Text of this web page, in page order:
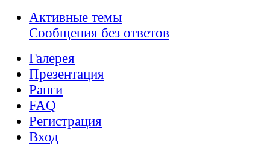
Активные темы
Сообщения без ответов
Галерея
Презентация
Ранги
FAQ
Регистрация
Вход